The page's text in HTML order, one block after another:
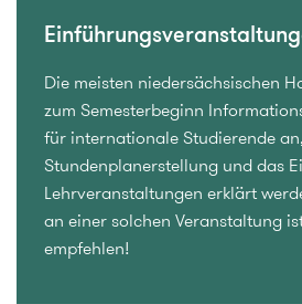
Die meisten niedersächsischen
zum Semesterbeginn
für internationale Studierende
Stundenplanerstellung und das
Lehrveranstaltungen erklärt
an einer solchen Veranstaltung
empfehlen!